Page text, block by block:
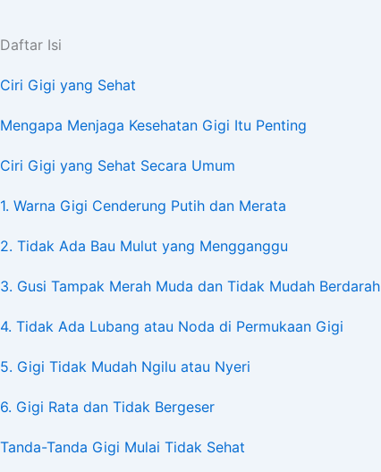
Daftar Isi
Ciri Gigi yang Sehat
Mengapa Menjaga Kesehatan Gigi Itu Penting
Ciri Gigi yang Sehat Secara Umum
1. Warna Gigi Cenderung Putih dan Merata
2. Tidak Ada Bau Mulut yang Mengganggu
3. Gusi Tampak Merah Muda dan Tidak Mudah Berdarah
4. Tidak Ada Lubang atau Noda di Permukaan Gigi
5. Gigi Tidak Mudah Ngilu atau Nyeri
6. Gigi Rata dan Tidak Bergeser
Tanda-Tanda Gigi Mulai Tidak Sehat